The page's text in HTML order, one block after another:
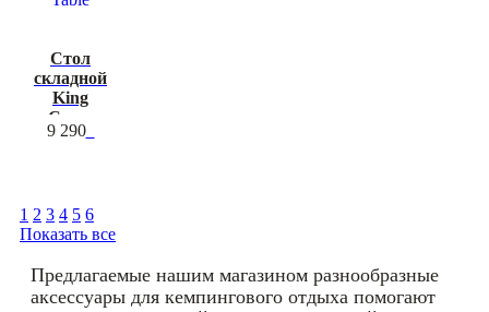
Стол
складной
King
Camp
1911
9 290
1 2 3 4 5 6
Показать все
Предлагаемые нашим магазином разнообразные
аксессуары для кемпингового отдыха помогают